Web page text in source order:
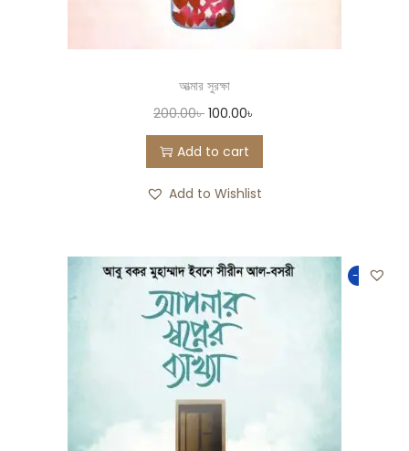
আত্মার সুরক্ষা
200.00৳ 100.00৳
Add to cart
Add to Wishlist
-50%